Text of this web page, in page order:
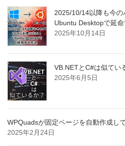
2025/10/14以降も今の
Ubuntu Desktopで延
2025年10月14日
VB.NETとC#は似てい
2025年6月5日
WPQuadsが固定ページを自動作成し
2025年2月24日